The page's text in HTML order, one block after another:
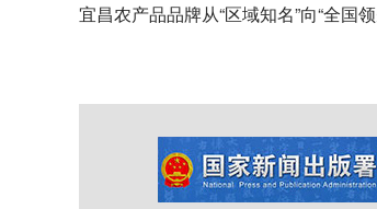
宜昌农产品品牌从“区域知名”向“全国